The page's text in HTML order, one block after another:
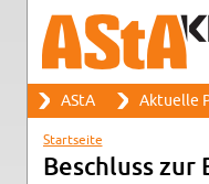
Such­for­mu­lar
Suche
Haupt­me­nü
AStA Ak­tu­el­le
Sie sind hier
Start­sei­te
Be­schluss